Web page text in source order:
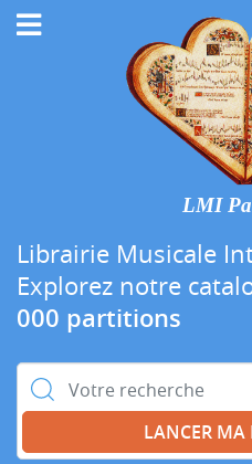
LMI
Librairie Musicale
Explorez notre
000 partitions
Rechercher :